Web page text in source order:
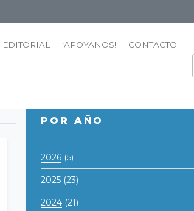
EDITORIAL ¡APOYANOS! CONTACTO
POR AÑO
2026 (5)
2025 (23)
2024 (21)